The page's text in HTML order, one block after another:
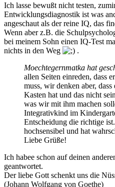
Ich lasse bewußt nicht testen,
Entwicklungsdiagnostik ist was
angeschaut als der reine IQ, das
Wenn aber z.B. die
bei meinem Sohn einen IQ-Test
nichts in den Weg
.
Moechtegernmatka hat
allen Seiten einreden, dass
muss, wir denken aber,
Kasten hat und das nicht
was wir mit ihm machen
Integrativkind im
Entscheidung die richtige
hochsensibel und hat
Liebe Grüße!
Ich habee schon auf deinen
geantwortet.
Der liebe Gott schenkt uns die
(Johann Wolfgang von Goethe)